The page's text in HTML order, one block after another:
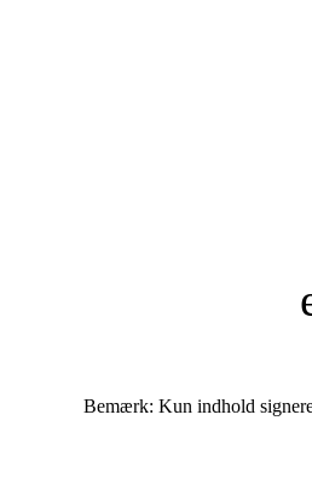
Bemærk: Kun indhold